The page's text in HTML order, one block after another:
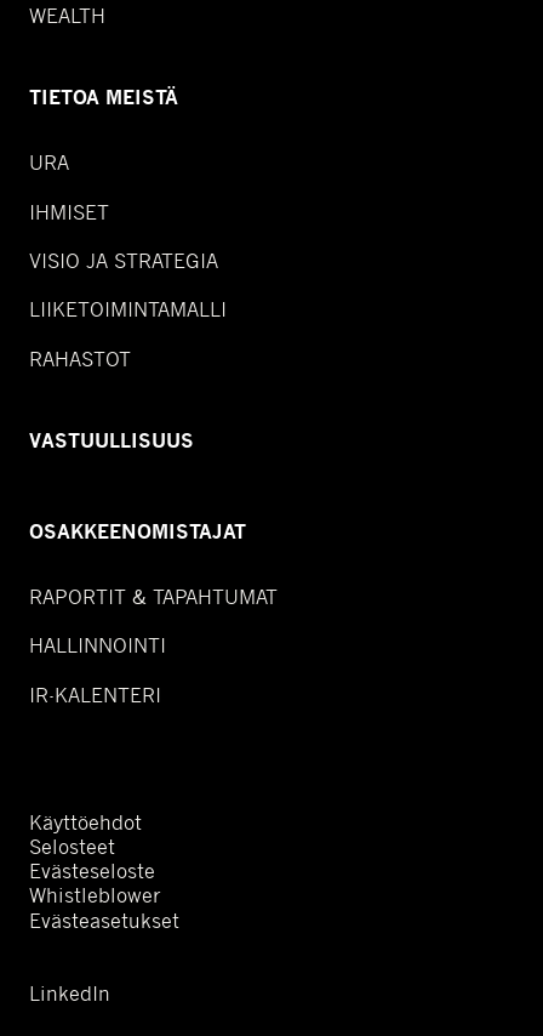
WEALTH
TIETOA MEISTÄ
URA
IHMISET
VISIO JA STRATEGIA
LIIKETOIMINTAMALLI
RAHASTOT
VASTUULLISUUS
OSAKKEENOMISTAJAT
RAPORTIT & TAPAHTUMAT
HALLINNOINTI
IR-KALENTERI
Käyttöehdot
Selosteet
Evästeseloste
Whistleblower
Evästeasetukset
LinkedIn